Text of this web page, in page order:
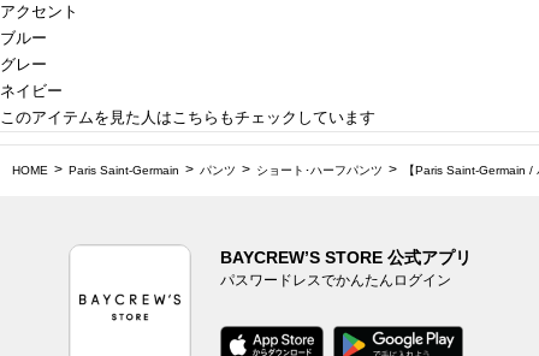
アクセント
ブルー
グレー
ネイビー
このアイテムを見た人はこちらもチェックしています
HOME Paris Saint-Germain パンツ ショート･ハーフパンツ 【Paris Saint-Germain
BAYCREW’S STORE 公式アプリ
パスワードレスでかんたんログイン